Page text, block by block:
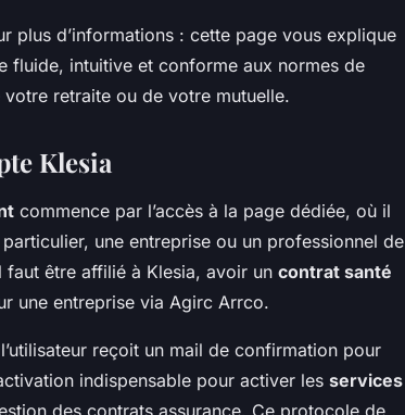
plus d’informations : cette page vous explique
fluide, intuitive et conforme aux normes de
retraite ou de votre mutuelle.
Klesia
commence par l’accès à la page dédiée, où il
une entreprise ou un professionnel de
faut être affilié à Klesia, avoir un contrat santé
une entreprise via Agirc Arrco.
reçoit un mail de confirmation pour
indispensable pour activer les services